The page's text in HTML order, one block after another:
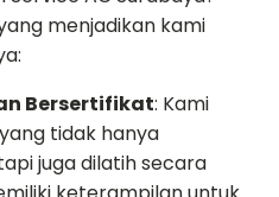
menjadikan kami
Bersertifikat: Kami
tidak hanya
juga dilatih secara